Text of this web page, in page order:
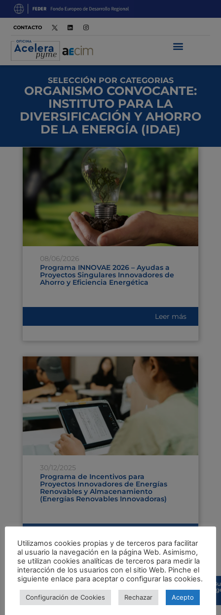
CONTACTO
SELECCIÓN POR CATEGORIAS
ORGANISMO CONVOCANTE:
INSTITUTO PARA LA
DIVERSIFICACIÓN Y AHORRO
DE LA ENERGÍA (IDAE)
08/06/2026
Programa INNOVAE 2026 – Ayudas a
Proyectos Singulares Innovadores de
Ahorro y Eficiencia Energética
Leer más
30/12/2025
Programa de Incentivos para
Proyectos Innovadores de Energías
Renovables y Almacenamiento
(Energías Renovables Innovadoras)
Utilizamos cookies propias y de terceros para facilitar
al usuario la navegación en la página Web. Asimismo,
se utilizan cookies analíticas de terceros para medir la
interacción de los usuarios con el sitio Web. Pinche el
siguiente enlace para aceptar o configurar las cookies.
Configuración de Cookies Rechazar Acepto